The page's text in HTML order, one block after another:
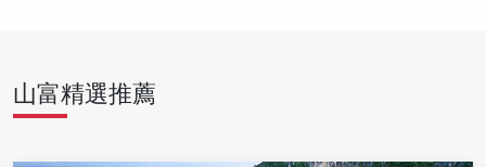
山富精選推薦